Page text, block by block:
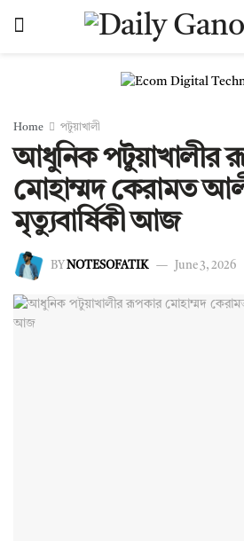
Home পটুয়াখালী
আধুনিক পটুয়াখালীর
মোহাম্মদ কেরামত
মৃত্যুবার্ষিকী আজ
BY NOTESOFATIK June 3, 2026